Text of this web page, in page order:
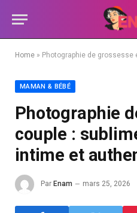
Home » Photographie de grossesse en
MAMAN & BÉBÉ
Photographie
couple :
intime et
Par Enam mars 25, 2026